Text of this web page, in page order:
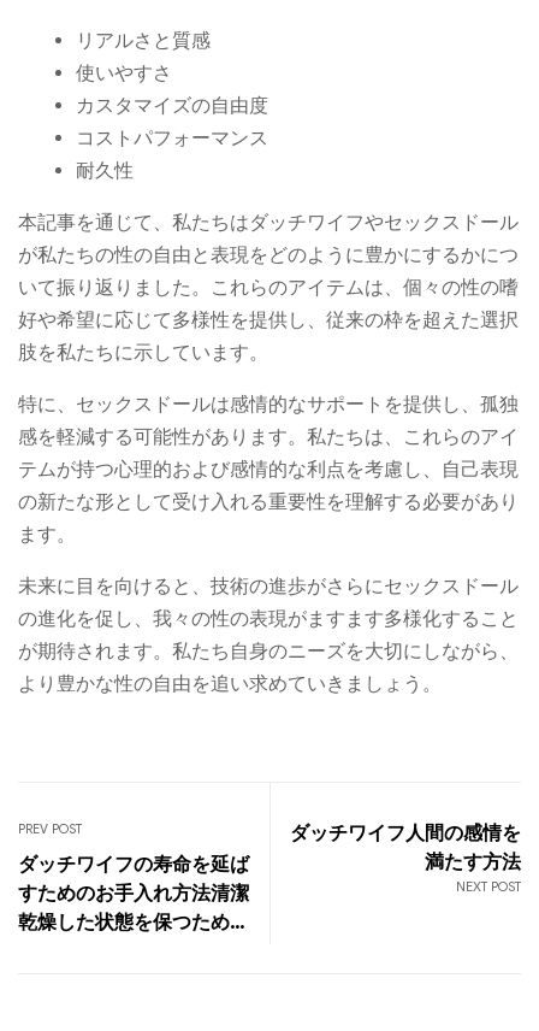
リアルさと質感
使いやすさ
カスタマイズの自由度
コストパフォーマンス
耐久性
本記事を通じて、私たちはダッチワイフやセックスドール
が私たちの性の自由と表現をどのように豊かにするかにつ
いて振り返りました。これらのアイテムは、個々の性の嗜
好や希望に応じて多様性を提供し、従来の枠を超えた選択
肢を私たちに示しています。
特に、セックスドールは感情的なサポートを提供し、孤独
感を軽減する可能性があります。私たちは、これらのアイ
テムが持つ心理的および感情的な利点を考慮し、自己表現
の新たな形として受け入れる重要性を理解する必要があり
ます。
未来に目を向けると、技術の進歩がさらにセックスドール
の進化を促し、我々の性の表現がますます多様化すること
が期待されます。私たち自身のニーズを大切にしながら、
より豊かな性の自由を追い求めていきましょう。
PREV POST
ダッチワイフの寿命を延ば
すためのお手入れ方法清潔
乾燥した状態を保つための
NEXT POST
ダッチワイフ人間の感情を
満たす方法